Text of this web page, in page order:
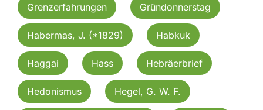
Grenzerfahrungen Gründonnerstag
Habermas, J. (*1829) Habkuk
Haggai Hass Hebräerbrief
Hedonismus Hegel, G. W. F.